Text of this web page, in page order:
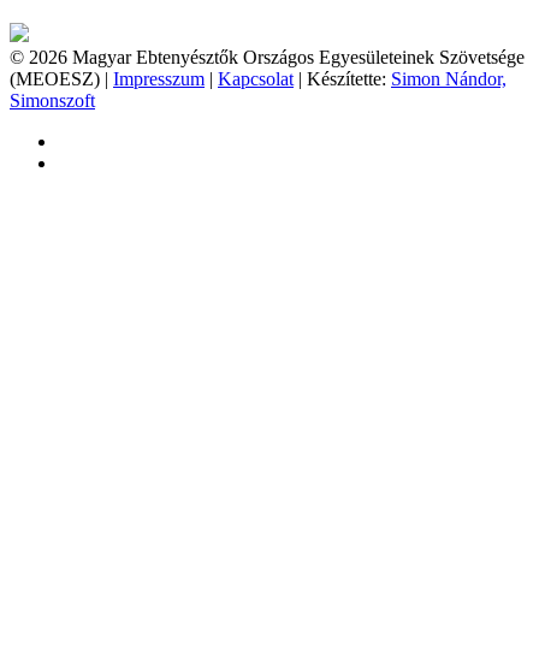
© 2026 Magyar Ebtenyésztők Országos Egyesületeinek Szövetsége
(MEOESZ) | Impresszum | Kapcsolat | Készítette: Simon Nándor,
Simonszoft